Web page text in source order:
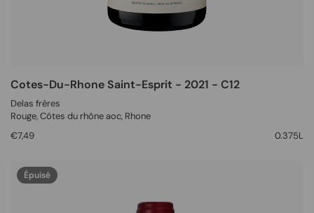
Cotes-Du-Rhone Saint-Esprit - 2021 - C12
Delas frères
Rouge, Côtes du rhône aoc, Rhone
€7,49
0.375L
Épuisé